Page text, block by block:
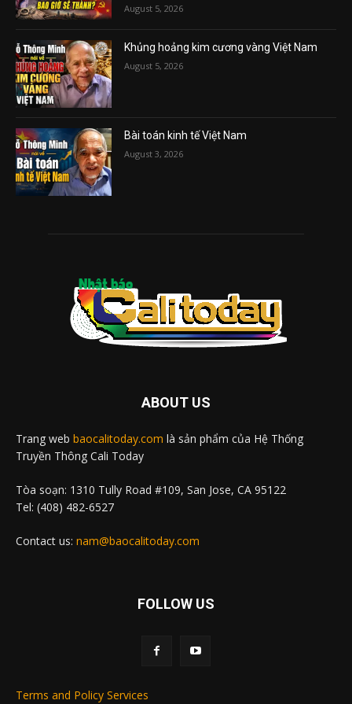
August 5, 2026
Khủng hoảng kim cương vàng Việt Nam
August 5, 2026
Bài toán kinh tế Việt Nam
August 3, 2026
ABOUT US
Trang web baocalitoday.com là sản phẩm của Hệ Thống
Truyền Thông Cali Today
Tòa soạn: 1310 Tully Road #109, San Jose, CA 95122
Tel: (408) 482-6527
Contact us: nam@baocalitoday.com
FOLLOW US
Terms and Policy Services